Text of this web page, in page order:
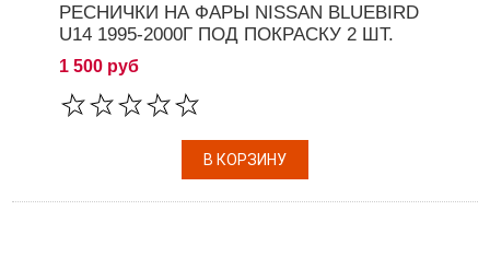
РЕСНИЧКИ НА ФАРЫ NISSAN BLUEBIRD
U14 1995-2000Г ПОД ПОКРАСКУ 2 ШТ.
1 500 руб